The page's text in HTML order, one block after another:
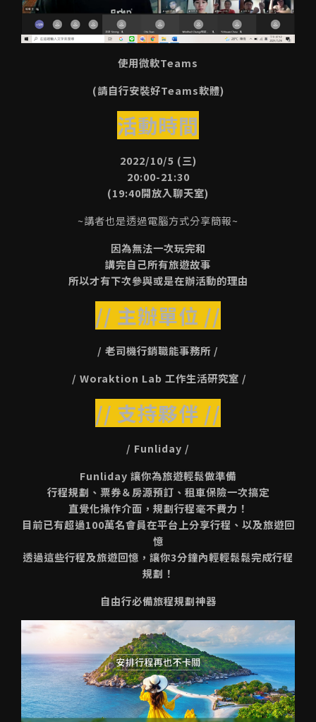
使用微軟Teams
(請自行安裝好Teams軟體)
活動時間
2022/10/5 (三)
20:00-21:30
(19:40開放入聊天室)
~講者也是透過電腦方式分享簡報~
因為無法一次玩完和
講完自己所有旅遊故事
所以才有下次參與或是在辦活動的理由
// 主辦單位 //
/ 老司機行銷職能事務所 /
/ Woraktion Lab 工作生活研究室 /
// 支持夥伴 //
/ Funliday /
Funliday 讓你為旅遊輕鬆做準備
行程規劃、票券＆房源預訂、租車保險一次搞定
直覺化操作介面，規劃行程毫不費力！
目前已有超過100萬名會員在平台上分享行程、以及旅遊回
憶
透過這些行程及旅遊回憶，讓你3分鐘內輕輕鬆鬆完成行程
規劃！
自由行必備旅程規劃神器